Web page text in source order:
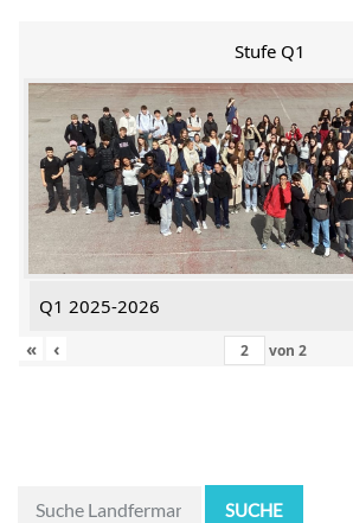
Stufe Q1
Q1 2025-2026
«
‹ von 2
SUCHE